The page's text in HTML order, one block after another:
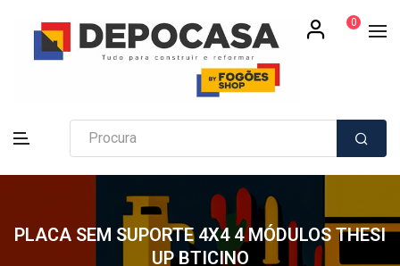
0
PLACA SEM SUPORTE 4X4 4 MÓDULOS THESI
UP BTICINO